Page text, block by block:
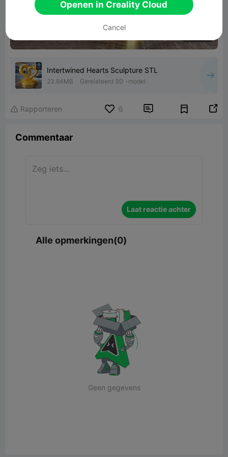
Intertwined Hearts Sculpture STL
23.84MB Gerelateerd 3D -model
 Rapporteren 6  
Commentaar
Laat reactie achter
Alle opmerkingen(0)
Geen gegevens
Openen in Creality Cloud
Cancel